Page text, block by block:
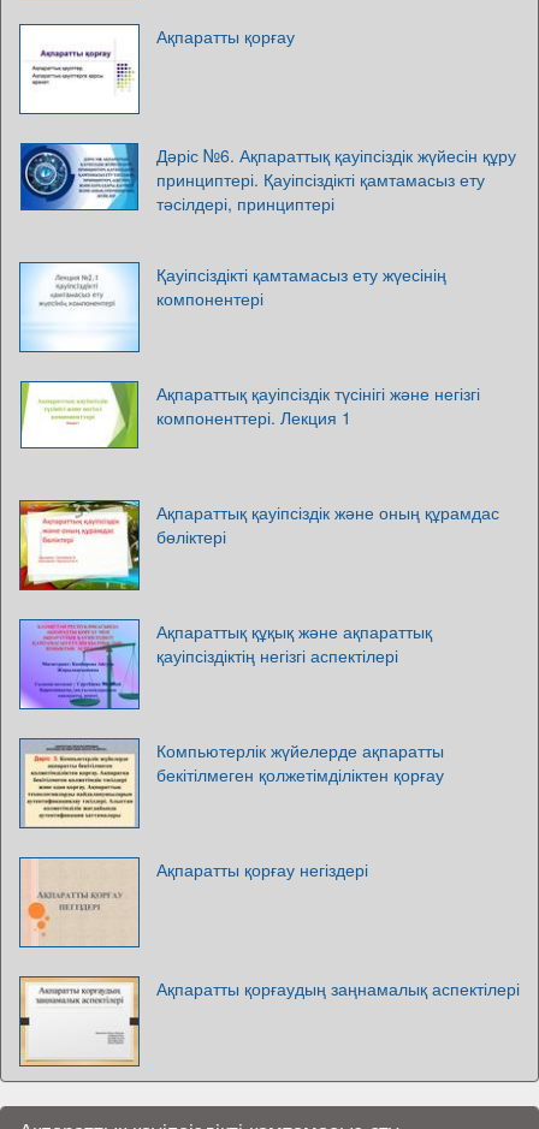
Ақпаратты қорғау
Дәріс №6. Ақпараттық қауіпсіздік жүйесін құру
принциптері. Қауіпсіздікті қамтамасыз ету
тәсілдері, принциптері
Қауіпсіздікті қамтамасыз ету жүесінің
компонентері
Ақпараттық қауіпсіздік түсінігі және негізгі
компоненттері. Лекция 1
Ақпараттық қауіпсіздік және оның құрамдас
бөліктері
Ақпараттық құқық және ақпараттық
қауіпсіздіктің негізгі аспектілері
Компьютерлік жүйелерде ақпаратты
бекітілмеген қолжетімділіктен қорғау
Ақпаратты қорғау негіздері
Ақпаратты қорғаудың заңнамалық аспектілері